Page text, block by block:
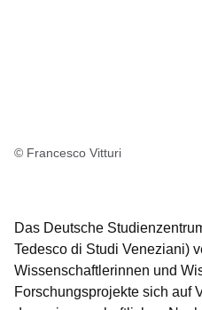
© Francesco Vitturi
Das Deutsche
Tedesco di Studi Veneziani)
Wissenschaftlerinnen und
Forschungsprojekte sich auf